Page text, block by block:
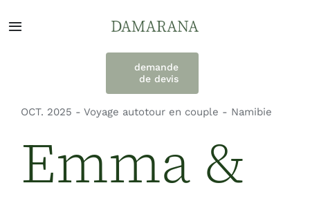
au
Navigation
À propos
Voyages et services
Destinations
demande
de devis
OCT. 2025 - Voyage autotour en couple - Namibie
Emma &